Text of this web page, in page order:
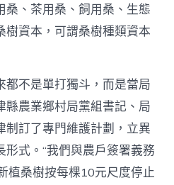
桑、茶用桑、飼用桑、生態
樹資本，可謂桑樹種類資本
都不是單打獨斗，而是當局
縣農業鄉村局黨組書記、局
制訂了專門維護計劃，立異
式。“我們與農戶簽署義務
植桑樹按每棵10元尺度停止